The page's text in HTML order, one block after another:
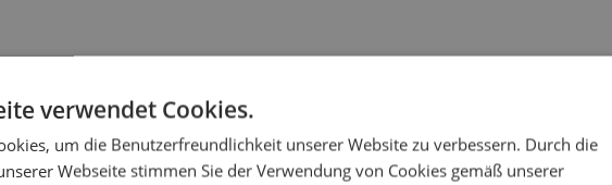
und empfindliche Teile gegen Stoß und
Abmessung
2500 mm x
verwendet Cookies.
um die Benutzerfreundlichkeit unserer Website zu verbessern. Durch die
Webseite stimmen Sie der Verwendung von Cookies gemäß unserer